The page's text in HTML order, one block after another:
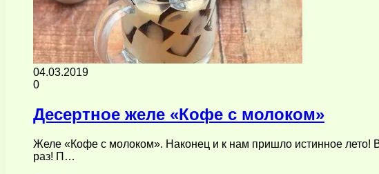
04.03.2019
0
Десертное желе «Кофе с молоком»
Желе «Кофе с молоком». Наконец и к нам пришло истинное лето!
раз! П…